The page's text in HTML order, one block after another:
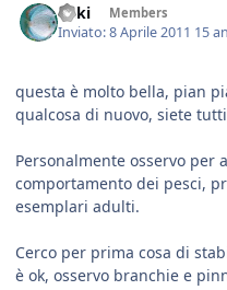
Enki Members
Inviato:8 Aprile 2011 15
questa è molto bella, pian
qualcosa di nuovo, siete
Personalmente osservo per
comportamento dei pesci,
esemplari adulti.
Cerco per prima cosa di
è ok, osservo branchie e